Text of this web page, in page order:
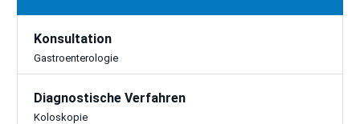
Konsultation
Gastroenterologie
Diagnostische Verfahren
Koloskopie